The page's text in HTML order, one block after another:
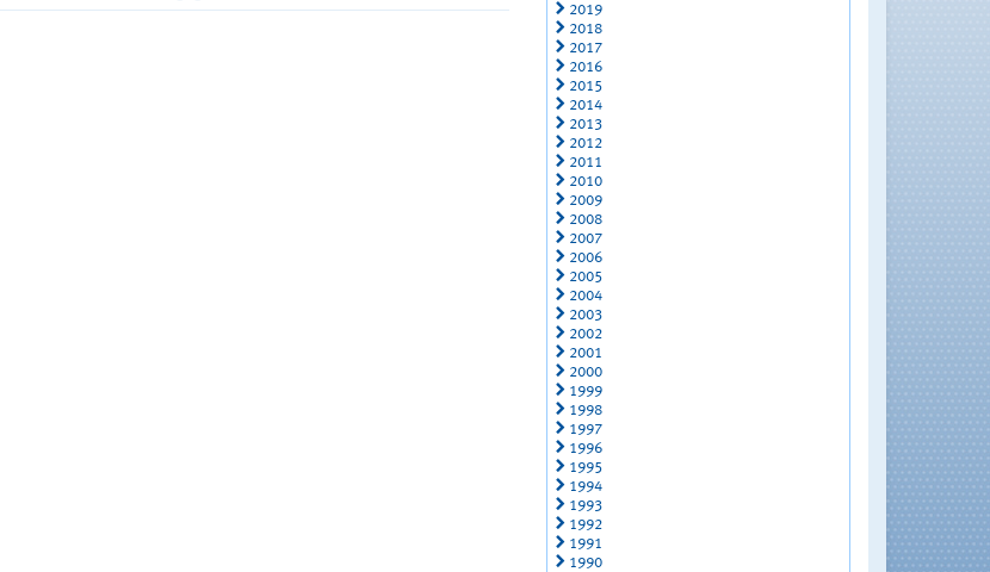
2019
2018
2017
2016
2015
2014
2013
2012
2011
2010
2009
2008
2007
2006
2005
2004
2003
2002
2001
2000
1999
1998
1997
1996
1995
1994
1993
1992
1991
1990